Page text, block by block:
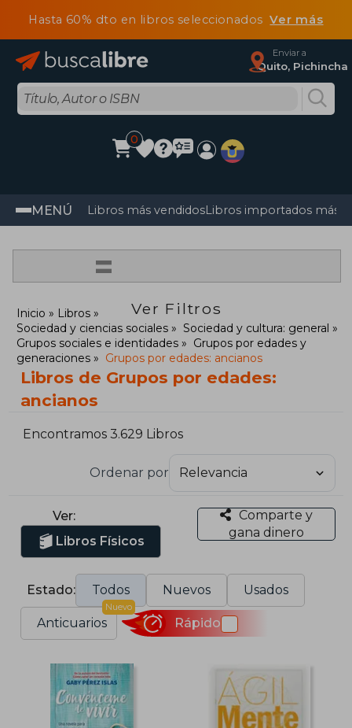
Hasta 60% dto en libros seleccionadosVer más
Enviar a
Quito, Pichincha
0
MENÚ Libros más vendidosLibros importados más
=
Ver Filtros
Inicio
Libros
Sociedad y ciencias sociales
Sociedad y cultura: general
Grupos sociales e identidades
Grupos por edades y
generaciones
Grupos por edades: ancianos
Libros de Grupos por edades:
ancianos
Encontramos 3.629 Libros
Ordenar por
Ver:
Libros Físicos
Comparte y
gana dinero
Estado: Todos Nuevos Usados
Anticuarios
Nuevo
Rápido